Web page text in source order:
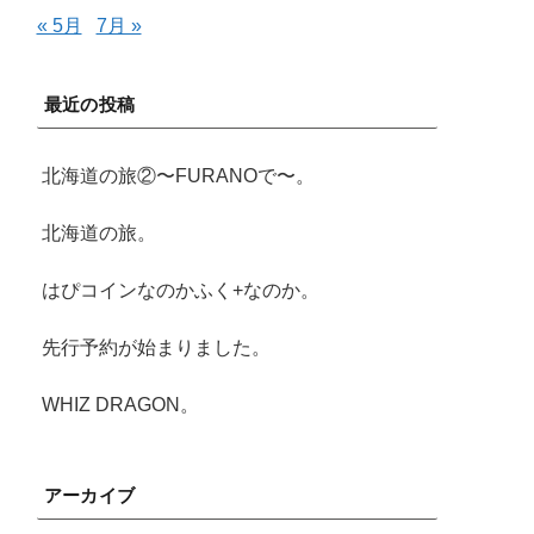
« 5月 7月 »
最近の投稿
北海道の旅②〜FURANOで〜。
北海道の旅。
はぴコインなのかふく+なのか。
先行予約が始まりました。
WHIZ DRAGON。
アーカイブ